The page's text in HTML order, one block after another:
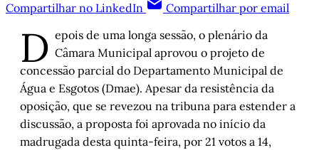
Compartilhar no LinkedIn
Compartilhar por email
D epois de uma longa sessão, o plenário da
Câmara Municipal aprovou o projeto de
concessão parcial do Departamento Municipal de
Água e Esgotos (Dmae). Apesar da resistência da
oposição, que se revezou na tribuna para estender a
discussão, a proposta foi aprovada no início da
madrugada desta quinta-feira, por 21 votos a 14,